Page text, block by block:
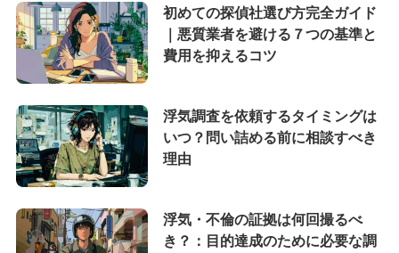
初めての探偵社選び方完全ガイド
｜悪質業者を避ける７つの基準と
費用を抑えるコツ
浮気調査を依頼するタイミングは
いつ？問い詰める前に相談すべき
理由
浮気・不倫の証拠は何回撮るべ
き？：目的達成のために必要な調